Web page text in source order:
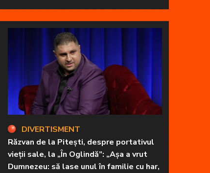
DIVERTISMENT
Răzvan de la Pitești, despre portativul
vieții sale, la „În Oglindă”: „Așa a vrut
Dumnezeu: să lase unul în familie cu har,